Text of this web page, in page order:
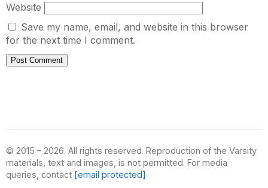
Website
Save my name, email, and website in this browser
for the next time I comment.
© 2015 – 2026. All rights reserved. Reproduction of the Varsity
materials, text and images, is not permitted. For media
queries, contact [email protected]